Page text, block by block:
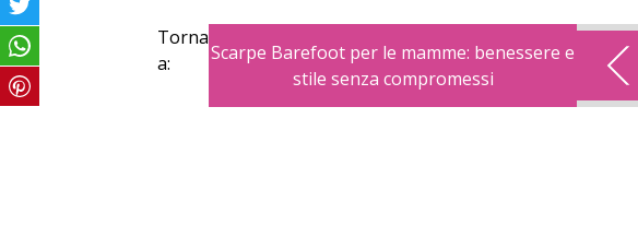
Torna
a:
Scarpe Barefoot per le mamme: benessere e
stile senza compromessi